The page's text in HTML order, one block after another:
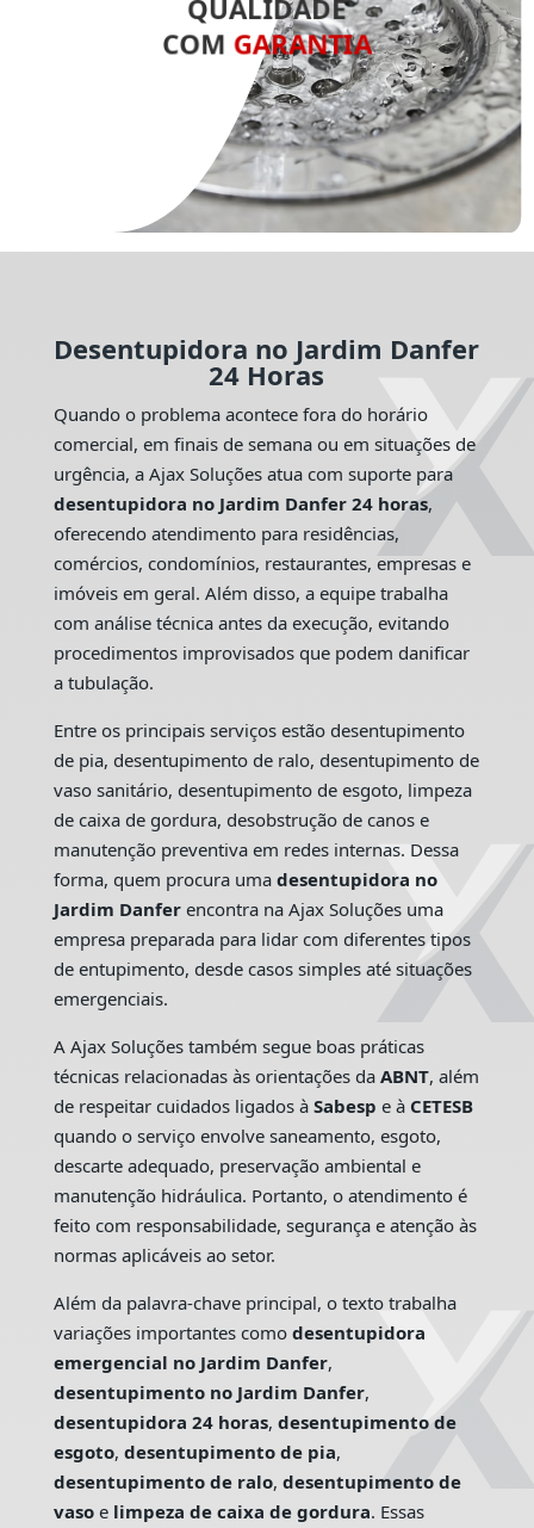
QUALIDADE
COM GARANTIA
Desentupidora no Jardim Danfer
24 Horas
Quando o problema acontece fora do horário
comercial, em finais de semana ou em situações de
urgência, a Ajax Soluções atua com suporte para
desentupidora no Jardim Danfer 24 horas,
oferecendo atendimento para residências,
comércios, condomínios, restaurantes, empresas e
imóveis em geral. Além disso, a equipe trabalha
com análise técnica antes da execução, evitando
procedimentos improvisados que podem danificar
a tubulação.
Entre os principais serviços estão desentupimento
de pia, desentupimento de ralo, desentupimento de
vaso sanitário, desentupimento de esgoto, limpeza
de caixa de gordura, desobstrução de canos e
manutenção preventiva em redes internas. Dessa
forma, quem procura uma desentupidora no
Jardim Danferencontra na Ajax Soluções uma
empresa preparada para lidar com diferentes tipos
de entupimento, desde casos simples até situações
emergenciais.
A Ajax Soluções também segue boas práticas
técnicas relacionadas às orientações da ABNT, além
de respeitar cuidados ligados à Sabesp e à CETESB
quando o serviço envolve saneamento, esgoto,
descarte adequado, preservação ambiental e
manutenção hidráulica. Portanto, o atendimento é
feito com responsabilidade, segurança e atenção às
normas aplicáveis ao setor.
Além da palavra-chave principal, o texto trabalha
variações importantes como desentupidora
emergencial no Jardim Danfer,
desentupimento no Jardim Danfer,
desentupidora 24 horas, desentupimento de
esgoto, desentupimento de pia,
desentupimento de ralo, desentupimento de
vasoe limpeza de caixa de gordura. Essas